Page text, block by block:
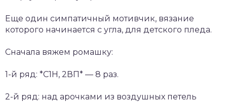
Еще один симпатичный мотивчик, вязание
которого начинается с угла, для детского пледа.
Сначала вяжем ромашку:
1-й ряд: *С1Н, 2ВП* — 8 раз.
2-й ряд: над арочками из воздушных петель